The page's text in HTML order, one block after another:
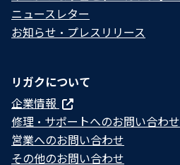
ニュースレター
お知らせ・プレスリリース
リガクについて
企業情報
修理・サポートへのお問い合わせ
営業へのお問い合わせ
その他のお問い合わせ